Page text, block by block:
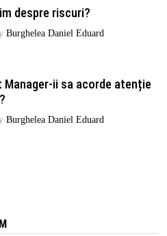
despre riscuri?
Burghelea Daniel Eduard
ii sa acorde atenție
Burghelea Daniel Eduard